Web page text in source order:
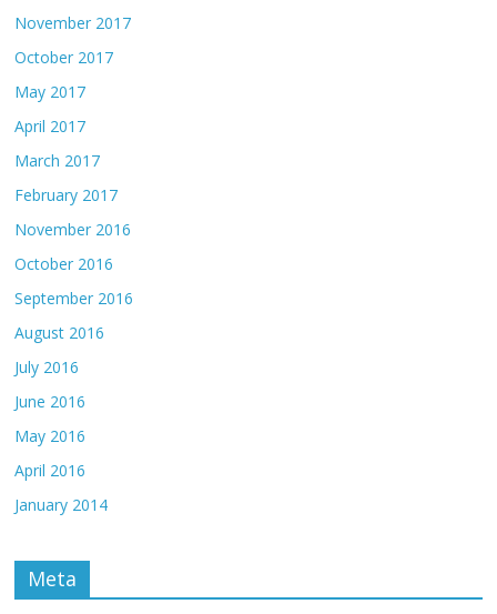
November 2017
October 2017
May 2017
April 2017
March 2017
February 2017
November 2016
October 2016
September 2016
August 2016
July 2016
June 2016
May 2016
April 2016
January 2014
Meta